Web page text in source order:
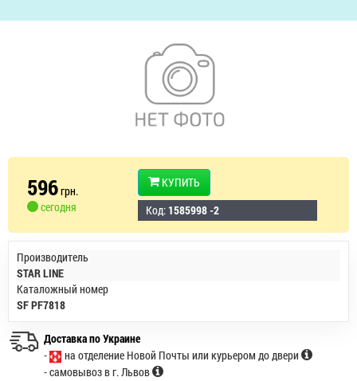
596грн.
сегодня
КУПИТЬ
Код: 1585998 -2
Производитель
STAR LINE
Каталожный номер
SF PF7818
Доставка по Украине
-
на отделение Новой Почты или курьером до двери
- самовывоз в г. Львов